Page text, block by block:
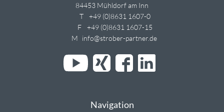
84453 Mühldorf am Inn
T
+49 (0)8631 1607-0
F
+49 (0)8631 1607-15
M info@strober-partner.de
Navigation